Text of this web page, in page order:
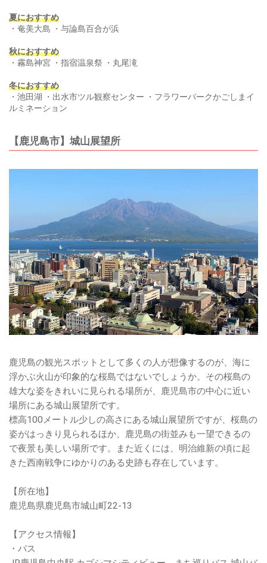
夏におすすめ
・奄美大島 ・与論島百合が浜
秋におすすめ
・霧島神宮 ・指宿温泉祭 ・丸尾滝
冬におすすめ
・池田湖 ・出水市ツル観察センター ・フラワーパークかごしまイ
ルミネーション
【鹿児島市】城山展望所
鹿児島の観光スポットとして多くの人が想像するのが、海に
浮かぶ火山が印象的な桜島ではないでしょうか。その桜島の
雄大な姿をきれいに見られる場所が、鹿児島市の中心に近い
場所にある城山展望所です。
標高100メートル少しの高さにある城山展望所ですが、桜島の
姿がはっきり見られるほか、鹿児島の街並みも一望できるの
で夜景も美しい場所です。また近くには、明治維新の頃に起
きた西南戦争にゆかりのある史跡も存在しています。
【所在地】
鹿児島県鹿児島市城山町22-13
【アクセス情報】
・バス